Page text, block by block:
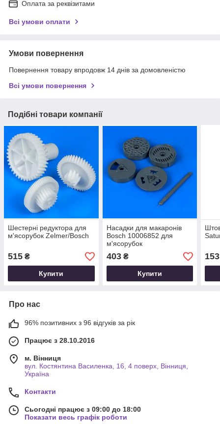
Оплата за реквізитами
Всі умови оплати
Умови повернення
Повернення товару впродовж 14 днів за домовленістю
Всі умови повернення
Подібні товари компанії
Шестерні редуктора для
м'ясорубок Zelmer/Bosch
515 ₴
Купити
Насадки для макаронів
Bosch 10006852 для
м'ясорубок
403₴
Купити
153
Про нас
96% позитивних з 96 відгуків за рік
Працює з 28.10.2016
м. Вінниця
вул. Костянтина Василенка, 16, 4 поверх, Вінниця,
Україна
Контакти
Сьогодні працює з 09:00 до 18:00
Показати весь графік роботи